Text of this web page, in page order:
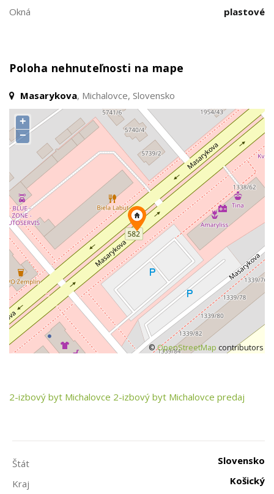
Okná plastové
Poloha nehnuteľnosti na mape
Masarykova, Michalovce, Slovensko
+
−
©OpenStreetMap contributors
2-izbový byt Michalovce 2-izbový byt Michalovce predaj
Štát
Slovensko
Kraj
Košický